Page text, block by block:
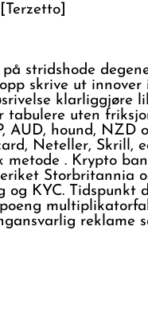
stridshode
skrive ut
klarliggjøre
uten
AUD, hound, NZD
Neteller, Skrill,
. Krypto
Storbritannia
KYC. Tidspunkt
reklame